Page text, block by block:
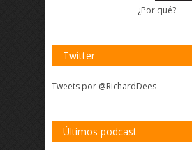
¿Por qué?
Twitter
Tweets por @RichardDees
Últimos podcast